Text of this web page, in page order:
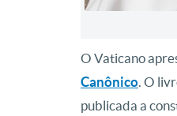
O Vaticano
Canônico. O
publicada a